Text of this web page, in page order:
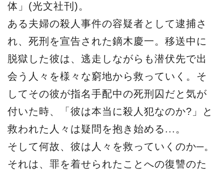
体」(光文社刊)。
ある夫婦の殺人事件の容疑者として逮捕さ
れ、死刑を宣告された鏑木慶一。移送中に
脱獄した彼は、逃走しながらも潜伏先で出
会う人々を様々な窮地から救っていく。そ
してその彼が指名手配中の死刑囚だと気が
付いた時、「彼は本当に殺人犯なのか?」と
救われた人々は疑問を抱き始める...。
そして何故、彼は人々を救っていくのか─。
それは、罪を着せられたことへの復讐のた